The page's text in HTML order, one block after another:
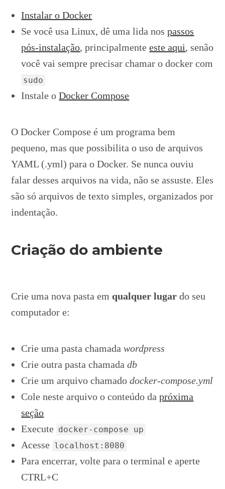
Instalar o Docker
Se você usa Linux, dê uma lida nospassos
pós-instalação, principalmenteeste aqui, senão
você vai sempre precisar chamar o docker com
sudo
Instale oDocker Compose
O Docker Compose é um programa bem
pequeno, mas que possibilita o uso de arquivos
YAML (.yml) para o Docker. Se nunca ouviu
falar desses arquivos na vida, não se assuste. Eles
são só arquivos de texto simples, organizados por
indentação.
Criação do ambiente
Crie uma nova pasta emqualquer lugar do seu
computador e:
Crie uma pasta chamadawordpress
Crie outra pasta chamadadb
Crie um arquivo chamadodocker-compose.yml
Cole neste arquivo o conteúdo dapróxima
seção
Execute docker-compose up
Acesse localhost:8080
Para encerrar, volte para o terminal e aperte
CTRL+C